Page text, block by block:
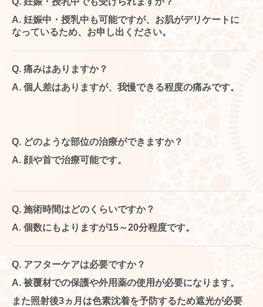
A. 妊娠中・授乳中も可能ですが、お肌がデリケートに
なっているため、お申し出ください。
Q. 痛みはありますか？
A. 個人差はありますが、我慢できる程度の痛みです。
Q. どのような部位の治療ができますか？
A. 顔や首で治療可能です。
Q. 施術時間はどのくらいですか？
A. 個数にもよりますが15～20分程度です。
Q. アフターケアは必要ですか？
A. 被覆材での保護や外用薬の使用が必要になります。
また照射後3ヵ月は色素沈着を予防するため遮光が必要